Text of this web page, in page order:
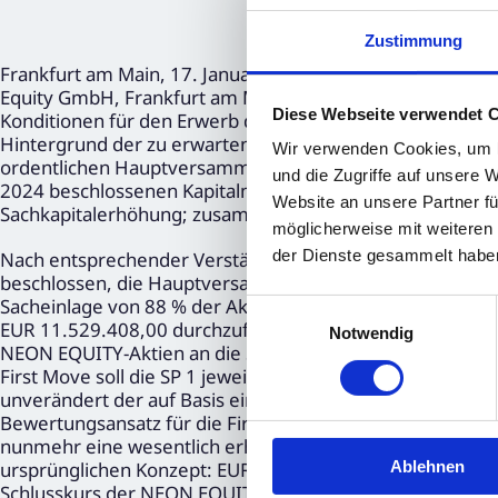
Zustimmung
Diese Webseite verwendet
Wir verwenden Cookies,
und die Zugriffe auf unsere
Website an unsere Partner
möglicherweise mit
der Dienste gesammelt
Einwilligungsauswahl
Notwendig
Ablehnen
Frankfurt am Main, 17. Januar 2025 – Der Vorstand der
Equity GmbH, Frankfurt am Main („SP 1“) Gespräche
Konditionen für den Erwerb der Beteiligung an der First
Hintergrund der zu erwartenden Verzögerungen durch
ordentlichen Hauptversammlung am 28. Mai 2024 und
2024 beschlossenen Kapitalmaßnahmen
Sachkapitalerhöhung; zusammen
Nach entsprechender Verständigung mit der SP1 hat
beschlossen, die Hauptversammlungsbeschlüsse nicht
Sacheinlage von 88 % der Aktien an der First Move aus
EUR 11.529.408,00 durchzuführen. Die angestrebte
NEON EQUITY-Aktien an die SP 1 erfolgen. Das
First Move soll die SP 1 jeweils 131.016 neue NEON
unverändert der auf Basis einer gutachterlichen
Bewertungsansatz für die First Move von EUR 78,4
nunmehr eine wesentlich erhöhte Bewertung der neuen
ursprünglichen Konzept: EUR 2,50) zugrunde, d. h. ein